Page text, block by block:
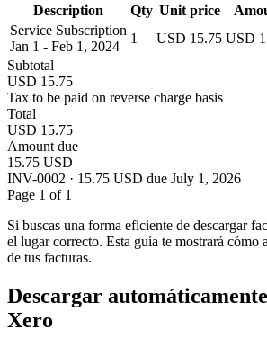
Description
Qty Unit price
Service Subscription
Jan 1 - Feb 1, 2024
1 USD 15.75 USD
Subtotal
USD 15.75
Tax to be paid on reverse charge basis
Total
USD 15.75
Amount due
15.75 USD
INV-0002 · 15.75 USD due July 1, 2026
Page 1 of 1
Si buscas una forma eficiente de descargar
el lugar correcto. Esta guía te mostrará cómo
de tus facturas.
Descargar
Xero